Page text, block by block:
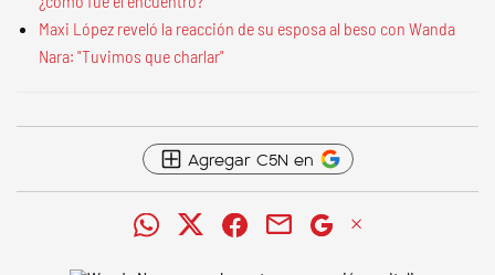
Maxi López reveló la reacción de su esposa al beso con Wanda
Nara: "Tuvimos que charlar"
Agregar C5N en